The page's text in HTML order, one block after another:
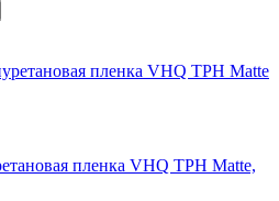
пленка VHQ TPH Matte,